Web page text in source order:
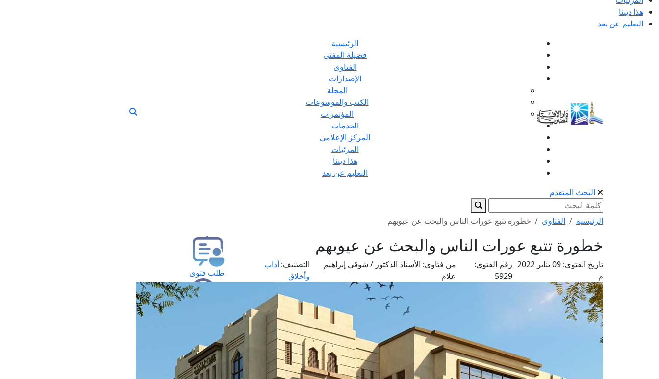
هذا ديننا
التعليم عن بعد
الرئيسية
فضيلة المفتى
الفتاوى
الإصدارات
المجلة
الكتب والموسوعات
المؤتمرات
الخدمات
المركز الإعلامى
المرئيات
هذا ديننا
التعليم عن بعد
البحث المتقدم
الرئيسية الفتاوى خطورة تتبع عورات الناس والبحث عن عيوبهم
خطورة تتبع عورات الناس والبحث عن عيوبهم
تاريخ الفتوى:
09 يناير 2022
م
رقم الفتوى:
5929
من فتاوى: الأستاذ الدكتور / شوقي إبراهيم
علام
التصنيف: آداب
وأخلاق
طلب فتوى
حجز موعد